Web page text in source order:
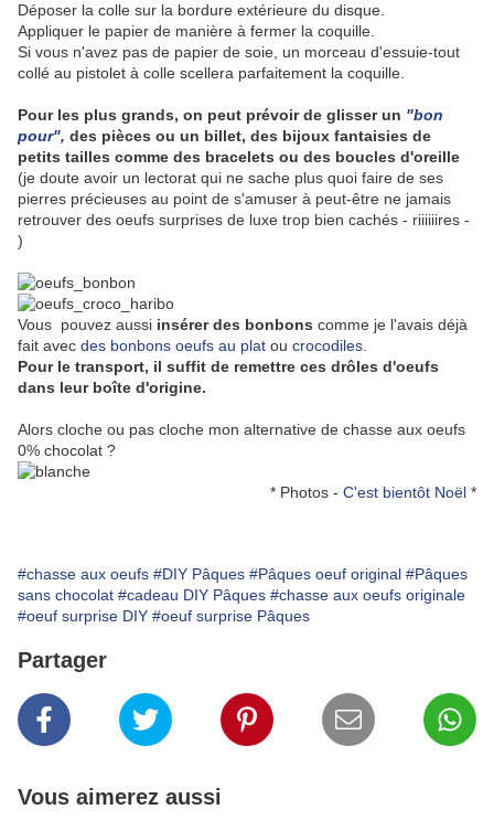
Déposer la colle sur la bordure extérieure du disque.
Appliquer le papier de manière à fermer la coquille.
Si vous n'avez pas de papier de soie, un morceau d'essuie-tout
collé au pistolet à colle scellera parfaitement la coquille.
Pour les plus grands, on peut prévoir de glisser un "bon
pour", des pièces ou un billet, des bijoux fantaisies de
petits tailles comme des bracelets ou des boucles d'oreille
(je doute avoir un lectorat qui ne sache plus quoi faire de ses
pierres précieuses au point de s'amuser à peut-être ne jamais
retrouver des oeufs surprises de luxe trop bien cachés - riiiiiires -
)
Vous pouvez aussi insérer des bonbons comme je l'avais déjà
fait avec des bonbons oeufs au plat ou crocodiles
Pour le transport, il suffit de remettre ces drôles d'oeufs
dans leur boîte d'origine.
Alors cloche ou pas cloche mon alternative de chasse aux oeufs
0% chocolat ?
* Photos - C'est bientôt Noël *
#chasse aux oeufs #DIY Pâques #Pâques oeuf original #Pâques
sans chocolat #cadeau DIY Pâques #chasse aux oeufs originale
#oeuf surprise DIY #oeuf surprise Pâques
Partager
Vous aimerez aussi